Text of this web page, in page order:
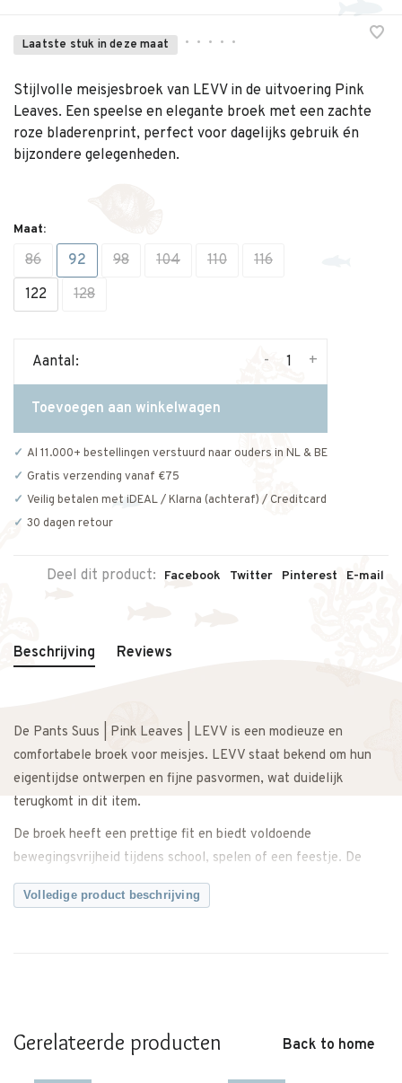
Laatste stuk in deze maat • • • • •
Stijlvolle meisjesbroek van LEVV in de uitvoering Pink
Leaves. Een speelse en elegante broek met een zachte
roze bladerenprint, perfect voor dagelijks gebruik én
bijzondere gelegenheden.
Maat:
86 92 98 104 110
116
122
128
Aantal: +
-
Toevoegen aan winkelwagen
Al 11.000+ bestellingen verstuurd naar ouders in NL & BE
Gratis verzending vanaf €75
Veilig betalen met iDEAL / Klarna (achteraf) / Creditcard
30 dagen retour
Deel dit product: Facebook Twitter Pinterest E-mail
Beschrijving Reviews
De Pants Suus | Pink Leaves | LEVV is een modieuze en
comfortabele broek voor meisjes. LEVV staat bekend om hun
eigentijdse ontwerpen en fijne pasvormen, wat duidelijk
terugkomt in dit item.
De broek heeft een prettige fit en biedt voldoende
bewegingsvrijheid tijdens school, spelen of een feestje. De
zachte en soepele stof zorgt ervoor dat de broek de hele dag
comfortabel zit.
Een veelzijdig item dat zowel casual als feestelijk gedragen
Volledige product beschrijving
Gerelateerde producten Back to home